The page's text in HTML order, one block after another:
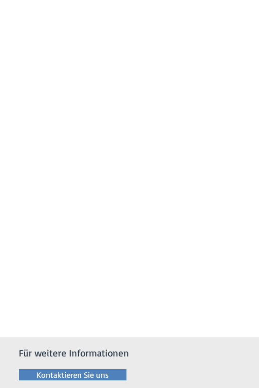
Für weitere Informationen
Kontaktieren Sie uns